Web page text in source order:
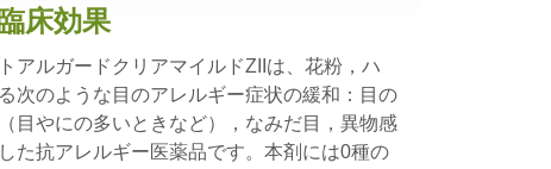
床効果
アルガードクリアマイルドZIIは、花粉，ハ
次のような目のアレルギー症状の緩和：目の
目やにの多いときなど），なみだ目，異物感
た抗アレルギー医薬品です。本剤には0種の